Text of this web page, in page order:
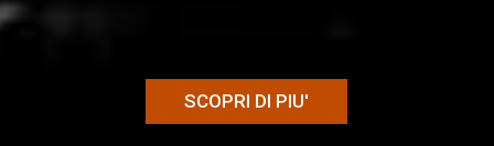
SCOPRI DI PIU'